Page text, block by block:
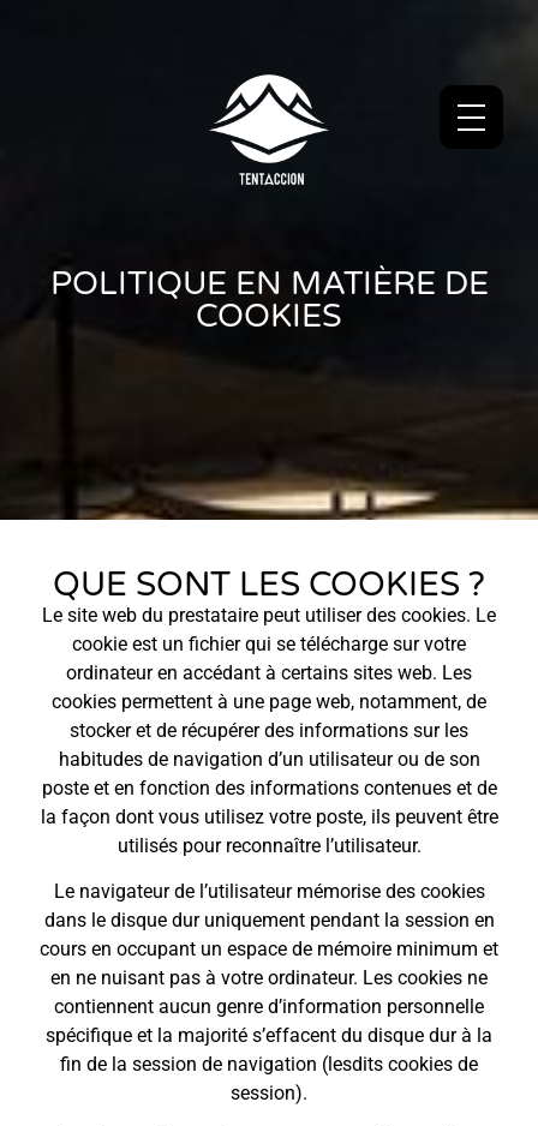
POLITIQUE EN MATIÈRE DE
COOKIES
QUE SONT LES COOKIES ?
Le site web du prestataire peut utiliser des cookies. Le
cookie est un fichier qui se télécharge sur votre
ordinateur en accédant à certains sites web. Les
cookies permettent à une page web, notamment, de
stocker et de récupérer des informations sur les
habitudes de navigation d’un utilisateur ou de son
poste et en fonction des informations contenues et de
la façon dont vous utilisez votre poste, ils peuvent être
utilisés pour reconnaître l’utilisateur.
Le navigateur de l’utilisateur mémorise des cookies
dans le disque dur uniquement pendant la session en
cours en occupant un espace de mémoire minimum et
en ne nuisant pas à votre ordinateur. Les cookies ne
contiennent aucun genre d’information personnelle
spécifique et la majorité s’effacent du disque dur à la
fin de la session de navigation (lesdits cookies de
session).